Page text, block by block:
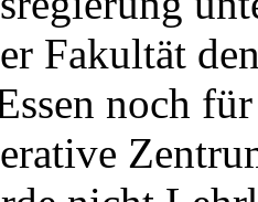
Fakultät
noch